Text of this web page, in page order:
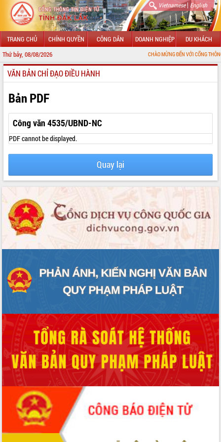
Vietnamese| English
TRANG CHỦ CHÍNH QUYỀN CÔNG DÂN DOANH NGHIỆP DU KHÁCH
Thứ bảy, 08/08/2026 CHÀO MỪNG ĐẾN VỚI CỔNG THÔNG TIN ĐIỆN
GIỚI THIỆU
LÃNH ĐẠO UBND TỈNH
TIN TỨC SỰ KIỆN
SỞ, BAN, NGÀNH
UBND CÁC XÃ, PHƯỜNG
THÔNG TIN CHỈ ĐẠO ĐIỀU HÀNH
VĂN BẢN HĐND TỈNH
ĐIỂM TIN VĂN BẢN
VĂN BẢN CHỈ ĐẠO ĐIỀU HÀNH
Bản PDF
Công văn 4535/UBND-NC
PDF cannot be displayed.
Quay lại